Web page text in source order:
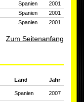
Spanien
2001
Spanien
2001
Spanien 2001
Zum Seitenanfang
Land
Jahr
Spanien 2007